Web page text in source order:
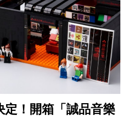
定！開箱「誠品音樂